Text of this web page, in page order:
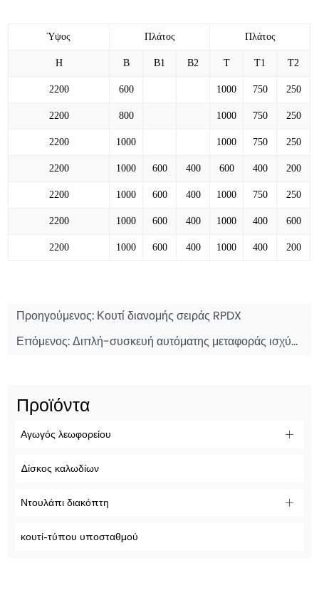
Ύψος Πλάτος Πλάτος
H Β Β1 Β2 Τ Τ1 Τ2
2200 600 1000 750 250
2200 800 1000 750 250
2200 1000 1000 750 250
2200 1000 600 400 600 400 200
2200 1000 600 400 1000 750 250
2200 1000 600 400 1000 400 600
2200 1000 600 400 1000 400 200
Προηγούμενος:Κουτί διανομής σειράς RPDX
Επόμενος:Διπλή-συσκευή αυτόματης μεταφοράς ισχύος
Προϊόντα
Αγωγός λεωφορείου
Δίσκος καλωδίων
Ντουλάπι διακόπτη
κουτί-τύπου υποσταθμού